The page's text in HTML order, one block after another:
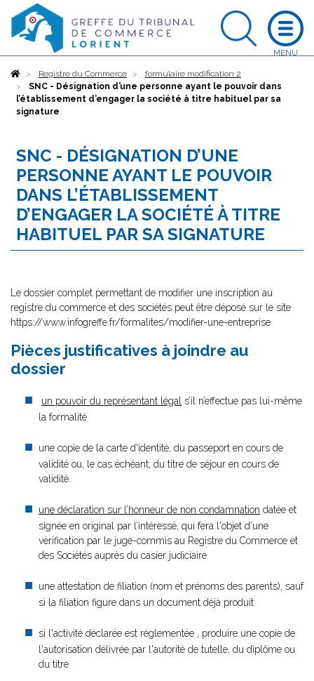
AccueilRegistre du Commerce
formulaire modification 2
SNC - Désignation d’une personne ayant le pouvoir dans
l’établissement d’engager la société à titre habituel par sa
signature
SNC - DÉSIGNATION D’UNE
PERSONNE AYANT LE POUVOIR
DANS L’ÉTABLISSEMENT
D’ENGAGER LA SOCIÉTÉ À TITRE
HABITUEL PAR SA SIGNATURE
Le dossier complet permettant de modifier une inscription au
registre du commerce et des sociétés peut être déposé sur le site
https://www.infogreffe.fr/formalites/modifier-une-entreprise
Pièces justificatives à joindre au
dossier
un pouvoir du représentant légal s’il n’effectue pas lui-même
la formalité
une copie de la carte d'identité, du passeport en cours de
validité ou, le cas échéant, du titre de séjour en cours de
validité.
une déclaration sur l’honneur de non condamnation datée et
signée en original par l’intéressé, qui fera l'objet d'une
vérification par le juge-commis au Registre du Commerce et
des Sociétés auprès du casier judiciaire
une attestation de filiation (nom et prénoms des parents), sauf
si la filiation figure dans un document déjà produit
si l'activité déclarée est réglementée , produire une copie de
l'autorisation délivrée par l'autorité de tutelle, du diplôme ou
du titre